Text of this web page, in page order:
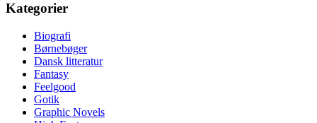
Kategorier
Biografi
Børnebøger
Dansk litteratur
Fantasy
Feelgood
Gotik
Graphic Novels